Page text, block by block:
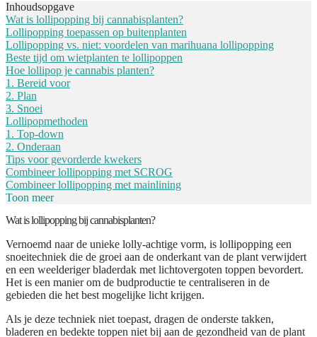
Inhoudsopgave
Wat is lollipopping bij cannabisplanten?
Lollipopping toepassen op buitenplanten
Lollipopping vs. niet: voordelen van marihuana lollipopping
Beste tijd om wietplanten te lollipoppen
Hoe lollipop je cannabis planten?
1. Bereid voor
2. Plan
3. Snoei
Lollipopmethoden
1. Top-down
2. Onderaan
Tips voor gevorderde kwekers
Combineer lollipopping met SCROG
Combineer lollipopping met mainlining
Toon meer
Wat is lollipopping bij cannabisplanten?
Vernoemd naar de unieke lolly-achtige vorm, is lollipopping een
snoeitechniek die de groei aan de onderkant van de plant verwijdert
en een weelderiger bladerdak met lichtovergoten toppen bevordert.
Het is een manier om de budproductie te centraliseren in de
gebieden die het best mogelijke licht krijgen.
Als je deze techniek niet toepast, dragen de onderste takken,
bladeren en bedekte toppen niet bij aan de gezondheid van de plant